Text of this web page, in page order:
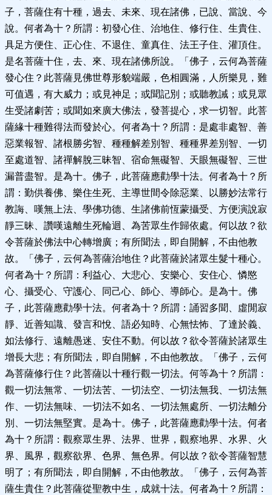
子，菩薩住有十種，過去、未來、現在諸佛，已說、當說、今
說。何者為十？所謂：初發心住、治地住、修行住、生貴住、
具足方便住、正心住、不退住、童真住、法王子住、灌頂住。
是名菩薩十住，去、來、現在諸佛所說。「佛子，云何為菩薩
發心住？此菩薩見佛世尊形貌端嚴，色相圓滿，人所樂見，難
可值遇，有大威力；或見神足；或聞記別；或聽教誡；或見眾
生受諸劇苦；或聞如來廣大佛法，發菩提心，求一切智。此菩
薩緣十種難得法而發於心。何者為十？所謂：是處非處智、善
惡業報智、諸根勝劣智、種種解差別智、種種界差別智、一切
至處道智、諸禪解脫三昧智、宿命無礙智、天眼無礙智、三世
漏普盡智。是為十。佛子，此菩薩應勸學十法。何者為十？所
謂：勤供養佛、樂住生死、主導世間令除惡業、以勝妙法常行
教誨、嘆無上法、學佛功德、生諸佛前恆蒙攝受、方便演說寂
靜三昧、讚嘆遠離生死輪迴、為苦眾生作歸依處。何以故？欲
令菩薩於佛法中心轉增廣；有所聞法，即自開解，不由他教
故。「佛子，云何為菩薩治地住？此菩薩於諸眾生髮十種心。
何者為十？所謂：利益心、大悲心、安樂心、安住心、憐愍
心、攝受心、守護心、同己心、師心、導師心。是為十。佛
子，此菩薩應勸學十法。何者為十？所謂：誦習多聞、虛閒寂
靜、近善知識、發言和悅、語必知時、心無怯怖、了達於義、
如法修行、遠離愚迷、安住不動。何以故？欲令菩薩於諸眾生
增長大悲；有所聞法，即自開解，不由他教故。「佛子，云何
為菩薩修行住？此菩薩以十種行觀一切法。何等為十？所謂：
觀一切法無常、一切法苦、一切法空、一切法無我、一切法無
作、一切法無味、一切法不如名、一切法無處所、一切法離分
別、一切法無堅實。是為十。佛子，此菩薩應勸學十法。何者
為十？所謂：觀察眾生界、法界、世界，觀察地界、水界、火
界、風界，觀察欲界、色界、無色界。何以故？欲令菩薩智慧
明了；有所聞法，即自開解，不由他教故。「佛子，云何為菩
薩生貴住？此菩薩從聖教中生，成就十法。何者為十？所謂：